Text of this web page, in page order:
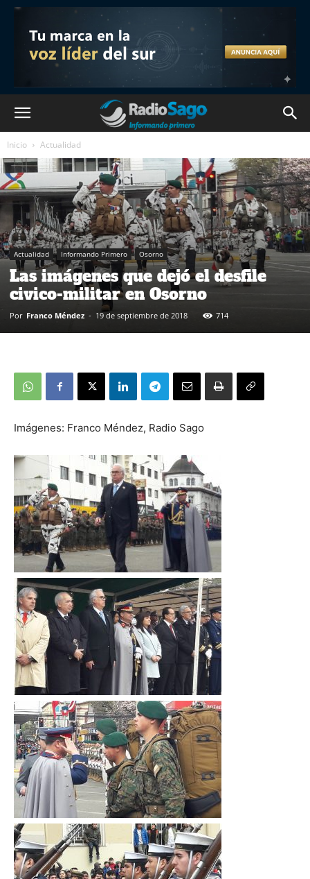
Inicio Actualidad
Actualidad Informando Primero Osorno
Las imágenes que dejó el desfile
civico-militar en Osorno
Por Franco Méndez - 19 de septiembre de 2018 714
Imágenes: Franco Méndez, Radio Sago